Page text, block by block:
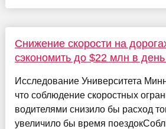
Снижение скорости на
сэкономить до $22 млн в
Исследование Университета
что соблюдение скоростных
водителями снизило бы расход
увеличило бы время